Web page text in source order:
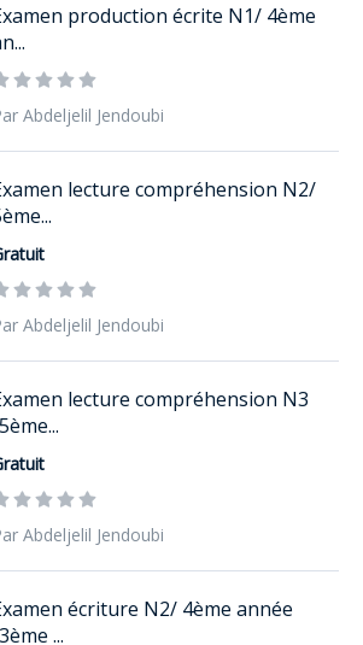
production écrite N1/ 4ème
Abdeljelil Jendoubi
lecture compréhension N2/
Abdeljelil Jendoubi
lecture compréhension N3
Abdeljelil Jendoubi
écriture N2/ 4ème année
...